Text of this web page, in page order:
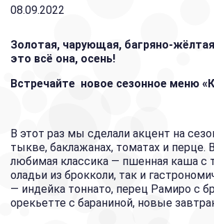
08.09.2022
Золотая, чарующая, багряно-
это всё она, осень!
Встречайте новое сезонное меню
В этот раз мы сделали акцент на
тыкве, баклажанах, томатах и перце.
любимая классика — пшенная каша с
оладьи из брокколи, так и
— индейка тоннато, перец Рамиро с
орекьетте с бараниной, новые